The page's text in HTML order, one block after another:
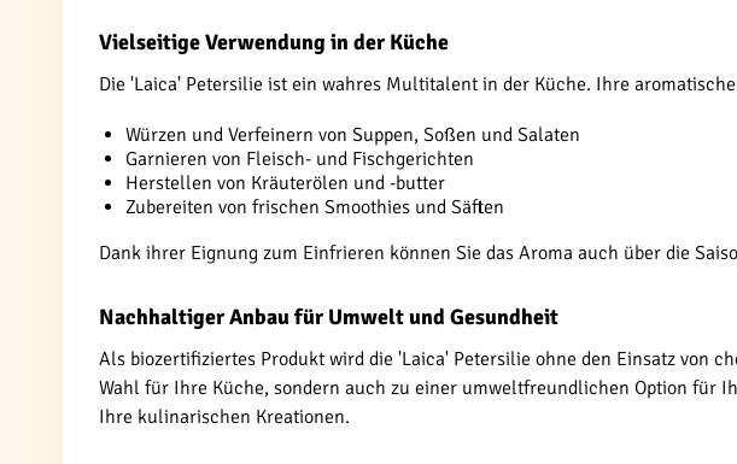
Vielseitige Verwendung in der Küche
Die 'Laica' Petersilie ist ein wahres Multitalent in der Küche. Ihre
Würzen und Verfeinern von Suppen, Soßen und Salaten
Garnieren von Fleisch- und Fischgerichten
Herstellen von Kräuterölen und -butter
Zubereiten von frischen Smoothies und Säften
Dank ihrer Eignung zum Einfrieren können Sie das Aroma auch über die
Nachhaltiger Anbau für Umwelt und Gesundheit
Als biozertifiziertes Produkt wird die 'Laica' Petersilie ohne den Einsatz von
Wahl für Ihre Küche, sondern auch zu einer umweltfreundlichen Option für
Ihre kulinarischen Kreationen.